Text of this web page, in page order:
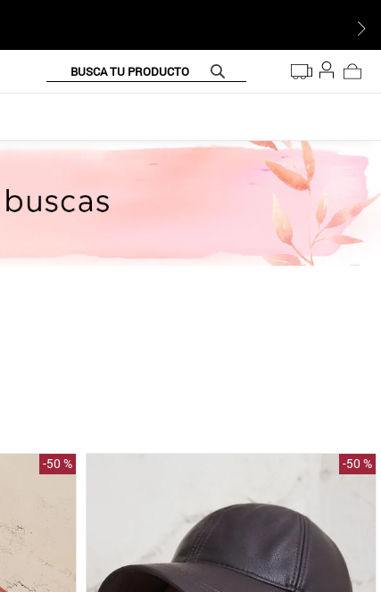
BUSCA TU PRODUCTO
-50 % -50 %